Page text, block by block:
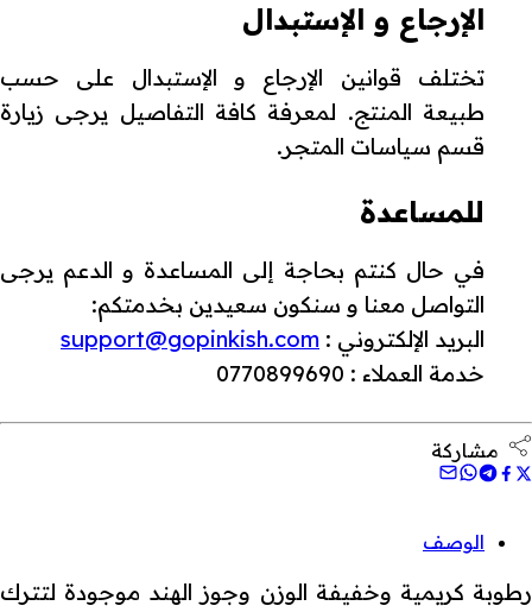
الإرجاع و الإستبدال
تختلف قوانين الإرجاع و الإستبدال على حسب
طبيعة المنتج. لمعرفة كافة التفاصيل يرجى زيارة
قسم سياسات المتجر.
للمساعدة
في حال كنتم بحاجة إلى المساعدة و الدعم يرجى
التواصل معنا و سنكون سعيدين بخدمتكم:
البريد الإلكتروني : support@gopinkish.com
خدمة العملاء : 0770899690
مشاركة
الوصف
رطوبة كريمية وخفيفة الوزن وجوز الهند موجودة لتترك